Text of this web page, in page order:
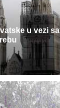
u vezi sa